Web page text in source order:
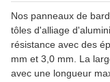
Nos panneaux de
tôles d'alliage
résistance avec des
mm et 3,0 mm. La
avec une longueur